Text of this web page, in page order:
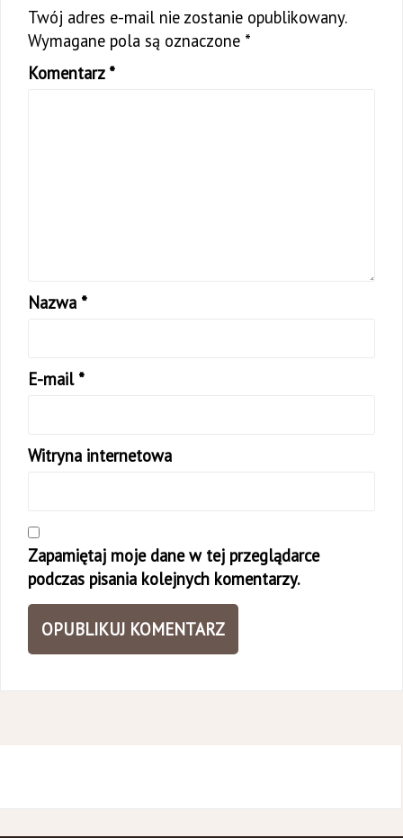
Twój adres e-mail nie zostanie opublikowany.
Wymagane pola są oznaczone *
Komentarz *
Nazwa *
E-mail *
Witryna internetowa
Zapamiętaj moje dane w tej przeglądarce
podczas pisania kolejnych komentarzy.